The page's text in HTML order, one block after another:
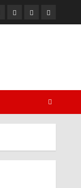
YoutubeFacebookInstagram